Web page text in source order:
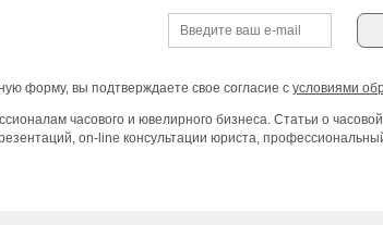
форму, вы подтверждаете свое согласие с условиями
часового и ювелирного бизнеса. Статьи о
on-line консультации юриста,